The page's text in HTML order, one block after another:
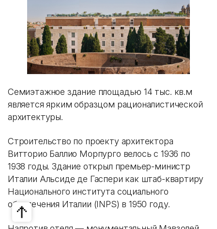
Семиэтажное здание площадью 14 тыс. кв.м
является ярким образцом рационалистической
архитектуры.
Строительство по проекту архитектора
Витторио Баллио Морпурго велось с 1936 по
1938 годы. Здание открыл премьер-министр
Италии Альсиде де Гаспери как штаб-квартиру
Национального института социального
обеспечения Италии (INPS) в 1950 году.